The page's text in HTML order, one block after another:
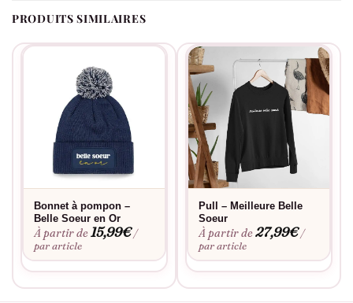
PRODUITS SIMILAIRES
Bonnet à pompon –
Belle Soeur en Or
À partir de15,99€ /
par article
Pull – Meilleure Belle
Soeur
À partir de27,99€ /
par article